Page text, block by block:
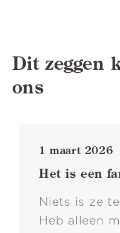
Dit zeggen
ons
1 maart 2026
Het is een
Niets is ze te
Heb alleen